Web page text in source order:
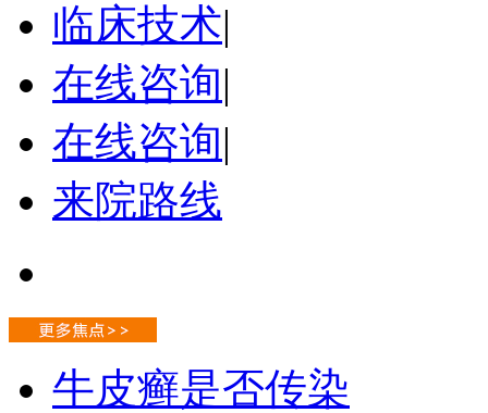
临床技术|
在线咨询|
在线咨询|
来院路线
牛皮癣是否传染